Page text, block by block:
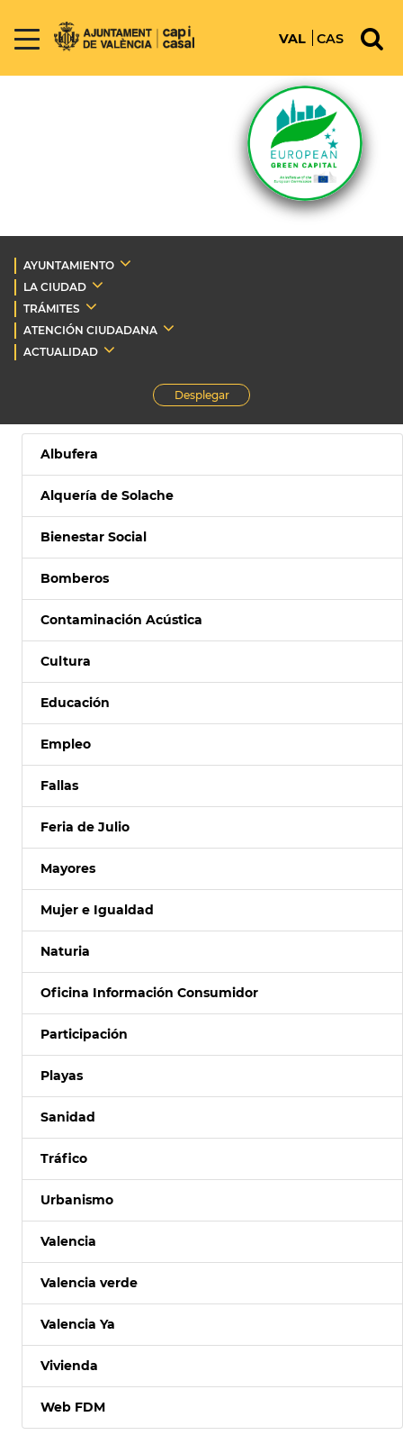
VAL CAS
AYUNTAMIENTO
LA CIUDAD
TRÁMITES
ATENCIÓN CIUDADANA
ACTUALIDAD
Desplegar
Albufera
Alquería de Solache
Bienestar Social
Bomberos
Contaminación Acústica
Cultura
Educación
Empleo
Fallas
Feria de Julio
Mayores
Mujer e Igualdad
Naturia
Oficina Información Consumidor
Participación
Playas
Sanidad
Tráfico
Urbanismo
Valencia
Valencia verde
Valencia Ya
Vivienda
Web FDM